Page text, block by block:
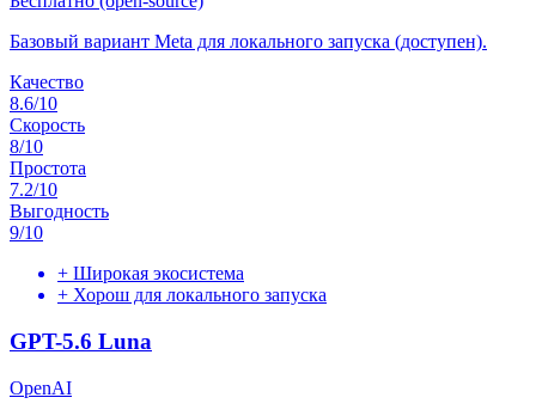
Базовый вариант Meta для локального запуска (доступен).
Качество
8.6/10
Скорость
8/10
Простота
7.2/10
Выгодность
9/10
+ Широкая экосистема
+ Хорош для локального запуска
GPT-5.6 Luna
OpenAI